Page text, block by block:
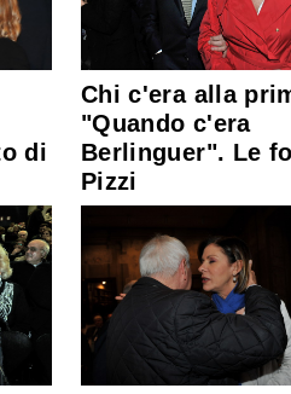
di
Chi c'era alla
"Quando c'era
Berlinguer". Le
Pizzi